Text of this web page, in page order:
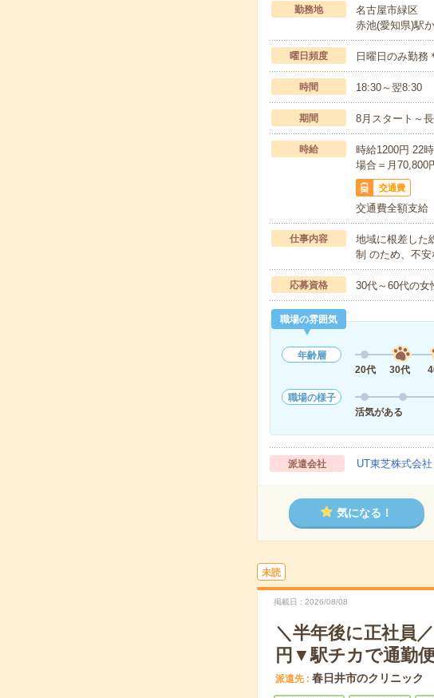
勤務地
名古屋市緑区
赤池(愛知県)駅
曜日頻度 日曜日のみ勤務
時間 18:30～翌8:30
期間 8月スタート～
時給
時給1200円 22
場合＝月70,800
交通費
交通費全額支給
仕事内容
地域に根差した
制 のため、不
応募資格 30代～60代の
職場の雰囲気
年齢層
20代
30代
職場の様子
活気がある
派遣会社 UT東芝株式会
気になる！
未読
掲載日 2026/08/08
＼半年後に正社員
円▼駅チカで通勤
派遣先 春日井市のクリニック